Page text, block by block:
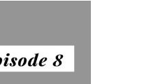
Péronne